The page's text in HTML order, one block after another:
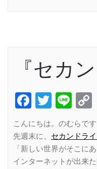
『セカ
Facebook
Twitter
Line
こんにちは。のむらです
先週末に、 セカンドラ
「新しい世界がそこに
インターネットが出来た